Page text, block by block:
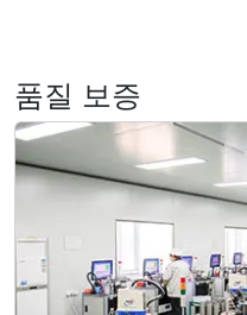
품질 보증